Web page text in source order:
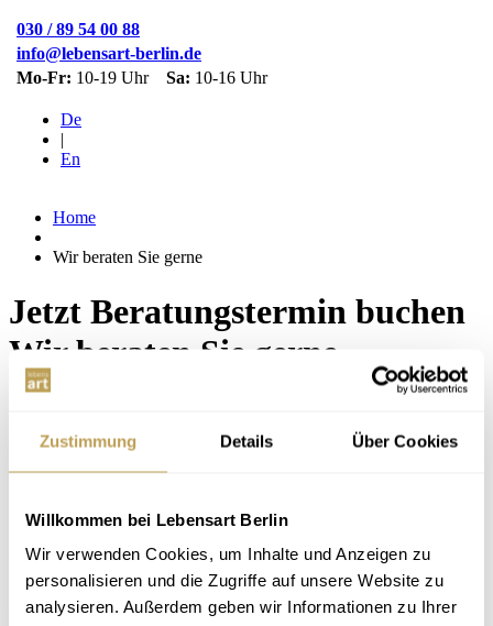
Zustimmung Details Über Cookies
Willkommen bei Lebensart Berlin
Wir verwenden Cookies, um Inhalte und Anzeigen zu
personalisieren und die Zugriffe auf unsere Website zu
analysieren. Außerdem geben wir Informationen zu Ihrer
030 / 89 54 00 88
info@lebensart-berlin.de
Mo-Fr: 10-19 Uhr Sa: 10-16 Uhr
De
|
En
Home
Wir beraten Sie gerne
Jetzt Beratungstermin buchen
Wir beraten Sie gerne
spontan während unserer Öffnungszeiten vorbeischauen. Wir freuen
Ihr persönlicher Beratungstermin
Wählen Sie Ihren Wunschtermin für eine unverbindliche Beratung.
Ich würde gern folgenden Termin buchen ... *